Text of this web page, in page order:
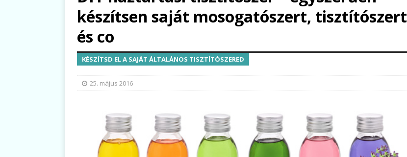
készítsen saját mosogatószert, tisztítószert
és co
KÉSZÍTSD EL A SAJÁT ÁLTALÁNOS TISZTÍTÓSZERED
25. május 2016